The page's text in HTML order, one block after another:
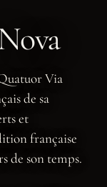
Via
de sa
et
française
de son temps.